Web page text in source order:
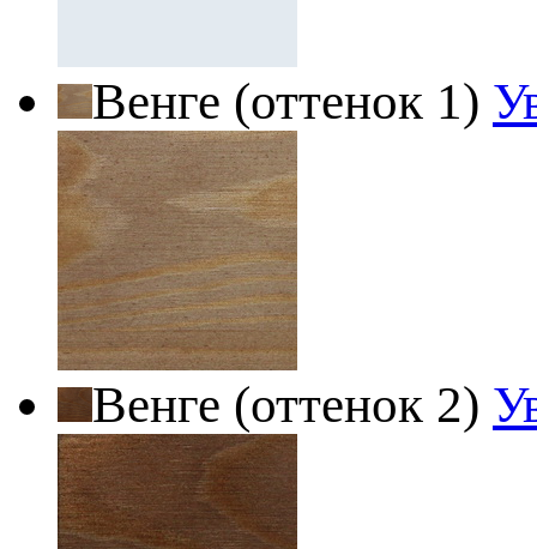
Венге (оттенок 1)
Венге (оттенок 2)